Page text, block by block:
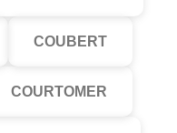
COUBERT
COURTOMER